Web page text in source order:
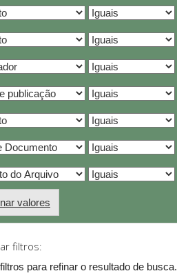
valores
filtros:
para refinar o resultado de busca.